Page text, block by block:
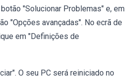
"Solucionar Problemas" e, em
"Opções avançadas". No ecrã de
em "Definições de
O seu PC será reiniciado no